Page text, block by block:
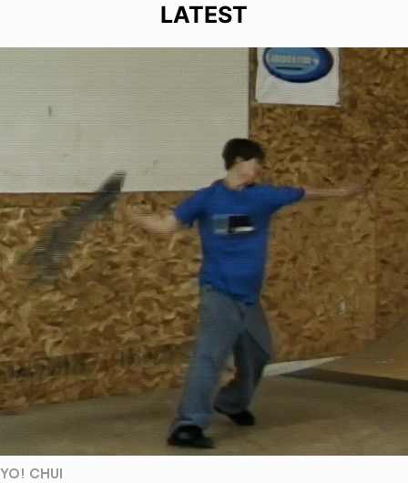
LATEST
YO! CHUI